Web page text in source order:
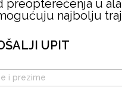
TRGOVINA U
KAŠTELIMA
preopterećenja u
najbolju
UPIT